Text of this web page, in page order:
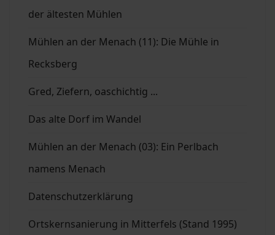
der ältesten Mühlen
Mühlen an der Menach (11): Die Mühle in
Recksberg
Gred, Ziefern, oaschichtig ...
Das alte Dorf im Wandel
Mühlen an der Menach (03): Ein Perlbach
namens Menach
Datenschutzerklärung
Ortskernsanierung in Mitterfels (Stand 1995)